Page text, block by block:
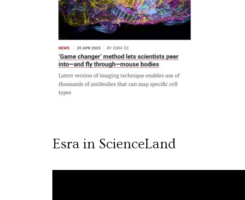
Esra in ScienceLand